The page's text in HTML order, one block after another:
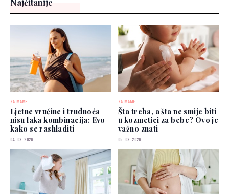
Najčitanije
ZA MAME
Ljetne vrućine i trudnoća
nisu laka kombinacija: Evo
kako se rashladiti
04. 08. 2026.
ZA MAME
Šta treba, a šta ne smije biti
u kozmetici za bebe? Ovo je
važno znati
05. 08. 2026.